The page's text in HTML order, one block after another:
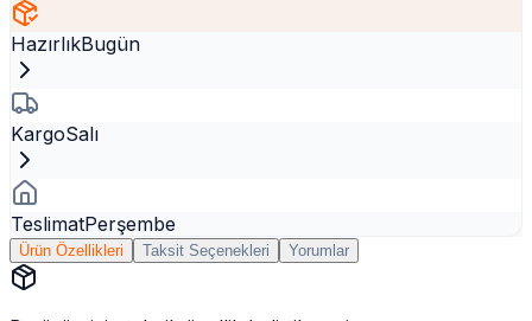
HazırlıkBugün
KargoSalı
TeslimatPerşembe
Ürün Özellikleri Taksit Seçenekleri Yorumlar